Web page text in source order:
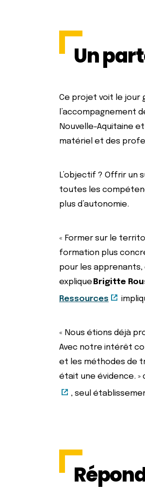
Un
Ce projet voit le jour
l’accompagnement
Nouvelle-Aquitaine
matériel et des
L’objectif ? Offrir un
toutes les
plus d’autonomie.
« Former sur le
formation plus
pour les apprenants,
explique Brigitte
Ressources
« Nous étions déjà
Avec notre intérêt
et les méthodes de
était une évidence. »
, seul